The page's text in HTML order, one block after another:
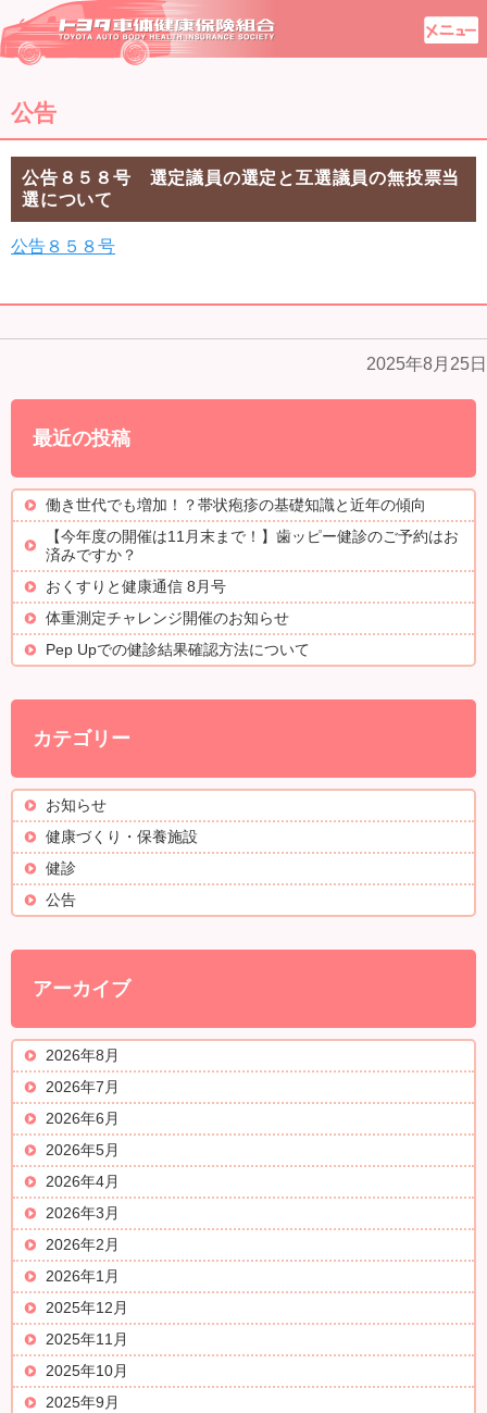
公告
公告８５８号 選定議員の選定と互選議員の無投票当
選について
公告８５８号
2025年8月25日
最近の投稿
働き世代でも増加！？帯状疱疹の基礎知識と近年の傾向
【今年度の開催は11月末まで！】歯ッピー健診のご予約はお
済みですか？
おくすりと健康通信 8月号
体重測定チャレンジ開催のお知らせ
Pep Upでの健診結果確認方法について
カテゴリー
お知らせ
健康づくり・保養施設
健診
公告
アーカイブ
2026年8月
2026年7月
2026年6月
2026年5月
2026年4月
2026年3月
2026年2月
2026年1月
2025年12月
2025年11月
2025年10月
2025年9月